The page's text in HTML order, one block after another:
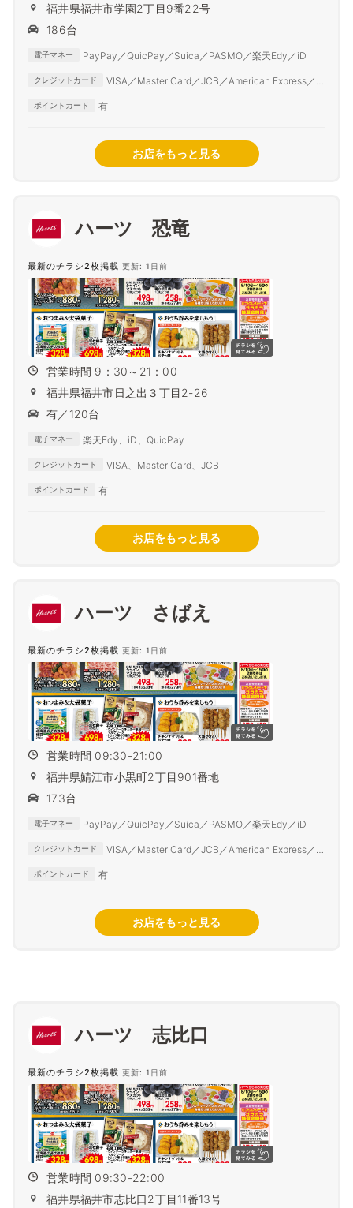
福井県福井市学園2丁目9番22号
186台
電子マネー PayPay／QuicPay／Suica／PASMO／楽天Edy／iD
クレジットカード
VISA／Master Card／JCB／American Express／
ポイントカード 有
お店をもっと見る
ハーツ 恐竜
最新のチラシ2枚掲載 更新: 1日前
営業時間 9：30～21：00
福井県福井市日之出３丁目2-26
有／120台
電子マネー 楽天Edy、iD、QuicPay
クレジットカード VISA、Master Card、JCB
ポイントカード 有
お店をもっと見る
ハーツ さばえ
最新のチラシ2枚掲載 更新: 1日前
営業時間 09:30-21:00
福井県鯖江市小黒町2丁目901番地
173台
電子マネー PayPay／QuicPay／Suica／PASMO／楽天Edy／iD
クレジットカード
VISA／Master Card／JCB／American Express／
ポイントカード 有
お店をもっと見る
ハーツ 志比口
最新のチラシ2枚掲載 更新: 1日前
営業時間 09:30-22:00
福井県福井市志比口2丁目11番13号